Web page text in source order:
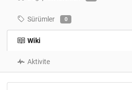
Sürümler 0
Wiki
Aktivite